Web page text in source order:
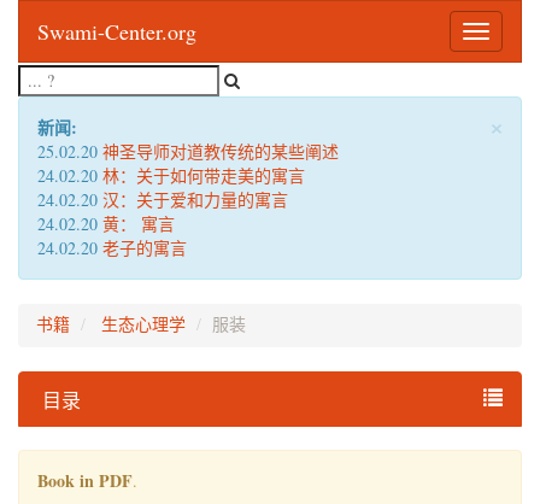
Toggle
Swami-Center.org
×
新闻:
25.02.20 神圣导师对道教传统的某些阐述
24.02.20 林：关于如何带走美的寓言
24.02.20 汉：关于爱和力量的寓言
24.02.20 黄： 寓言
24.02.20 老子的寓言
书籍 生态心理学 服装
目录
Book in PDF.